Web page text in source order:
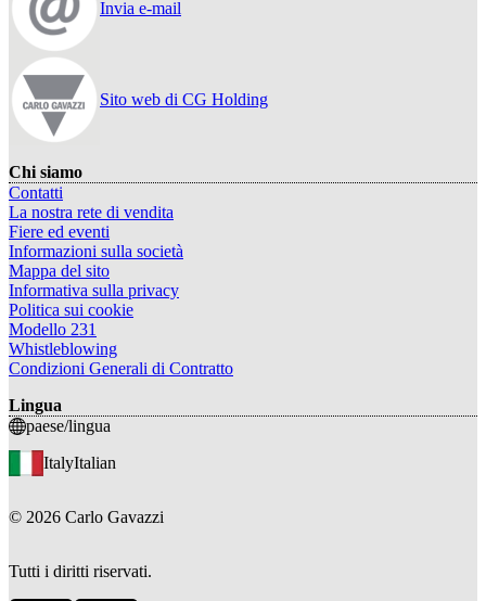
Invia e-mail
Sito web di CG Holding
Chi siamo
Contatti
La nostra rete di vendita
Fiere ed eventi
Informazioni sulla società
Mappa del sito
Informativa sulla privacy
Politica sui cookie
Modello 231
Whistleblowing
Condizioni Generali di Contratto
Lingua
paese/lingua
ItalyItalian
© 2026 Carlo Gavazzi
Tutti i diritti riservati.